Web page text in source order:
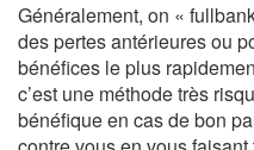
Généralement, on «
des pertes antérieures ou
bénéfices le plus
c’est une méthode très
bénéfique en cas de bon